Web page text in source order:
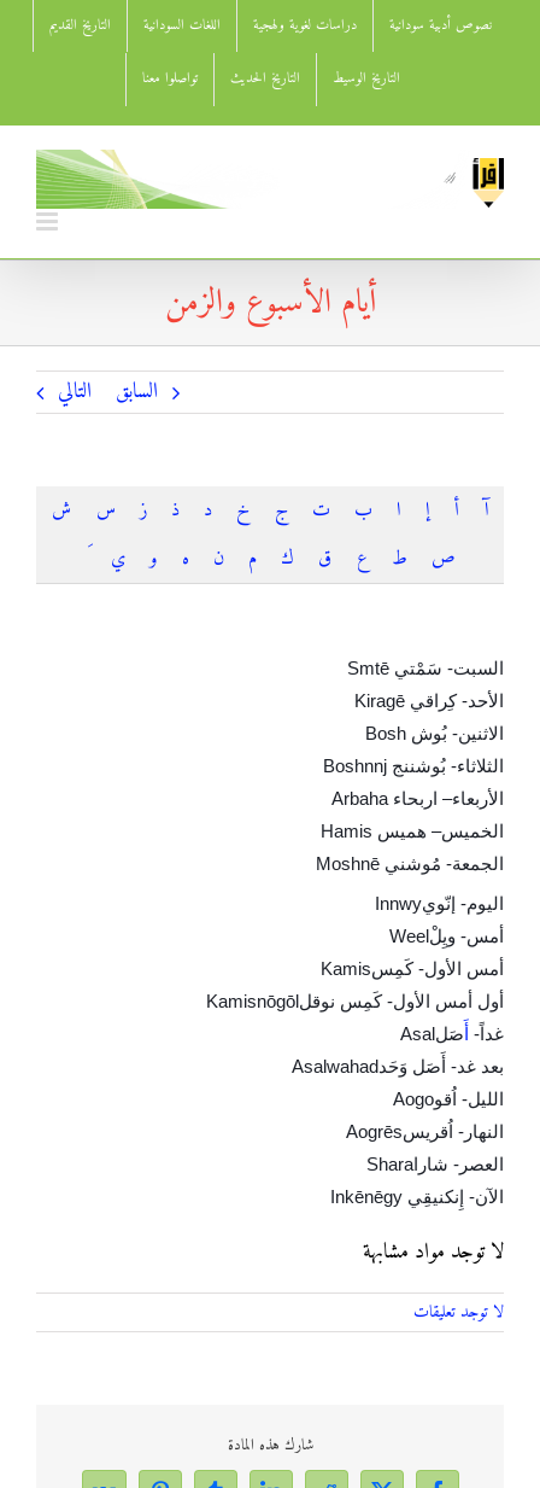
نصوص أدبية سودانية دراسات لغوية ولهجية اللغات السودانية التاريخ القديم
التاريخ الوسيط التاريخ الحديث تواصلوا معنا
أيام الأسبوع والزمن
السابق التالي
آ أ إ ا ب ت ج خ د ذ ز س
ش
ص
ط ع ق ك م ن ه و ي
السبت- سَمْتي Smtē
الأحد- كِراقي Kiragē
الاثنين- بُوش Bosh
الثلاثاء- بُوشننج Boshnnj
الأربعاء– اربحاء Arbaha
الخميس– هميس Hamis
الجمعة- مُوشني Moshnē
اليوم- إنّويInnwy
أمس- ويِلْWeel
أمس الأول- كَمِسKamis
أول أمس الأول- كَمِس نوقلKamisnōgōl
غداً- أَصَلAsal
بعد غد- أَصَل وَحَدAsalwahad
الليل- اُقوAogo
النهار- اُقريسAogrēs
العصر- شاراShara
الآن- إِنكنيقِي Inkēnēgy
لا توجد مواد مشابهة
لا توجد تعليقات
شارك هذه المادة